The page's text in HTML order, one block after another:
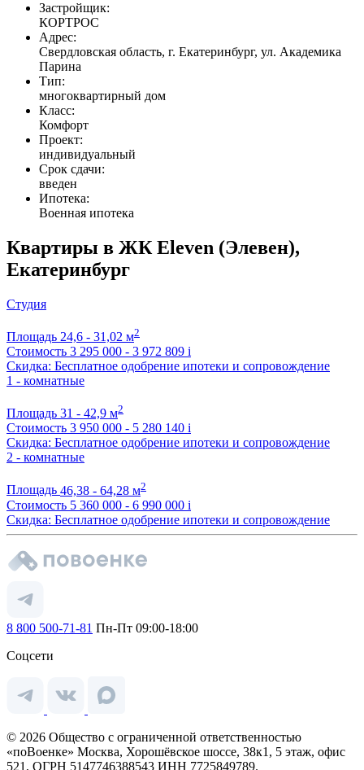
Застройщик:
КОРТРОС
Адрес:
Свердловская область, г. Екатеринбург, ул. Академика
Парина
Тип:
многоквартирный дом
Класс:
Комфорт
Проект:
индивидуальный
Срок сдачи:
введен
Ипотека:
Военная ипотека
Квартиры в ЖК Eleven (Элевен),
Екатеринбург
Студия
Площадь 24,6 - 31,02 м2
Стоимость 3 295 000 - 3 972 809 i
Скидка: Бесплатное одобрение ипотеки и сопровождение
1 - комнатные
Площадь 31 - 42,9 м2
Стоимость 3 950 000 - 5 280 140 i
Скидка: Бесплатное одобрение ипотеки и сопровождение
2 - комнатные
Площадь 46,38 - 64,28 м2
Стоимость 5 360 000 - 6 990 000 i
Скидка: Бесплатное одобрение ипотеки и сопровождение
8 800 500-71-81 Пн-Пт 09:00-18:00
Соцсети
© 2026 Общество с ограниченной ответственностью
«поВоенке» Москва, Хорошёвское шоссе, 38к1, 5 этаж, офис
521, ОГРН 5147746388543 ИНН 7725849789.